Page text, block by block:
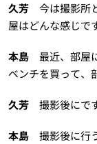
久芳今は撮影所と
屋はどんな感じで
本島最近、部屋に
ベンチを買って、
久芳撮影後にで
本島撮影後に行う